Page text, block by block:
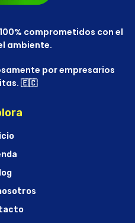
comprometidos con el
ambiente.
por empresarios
🇪🇨